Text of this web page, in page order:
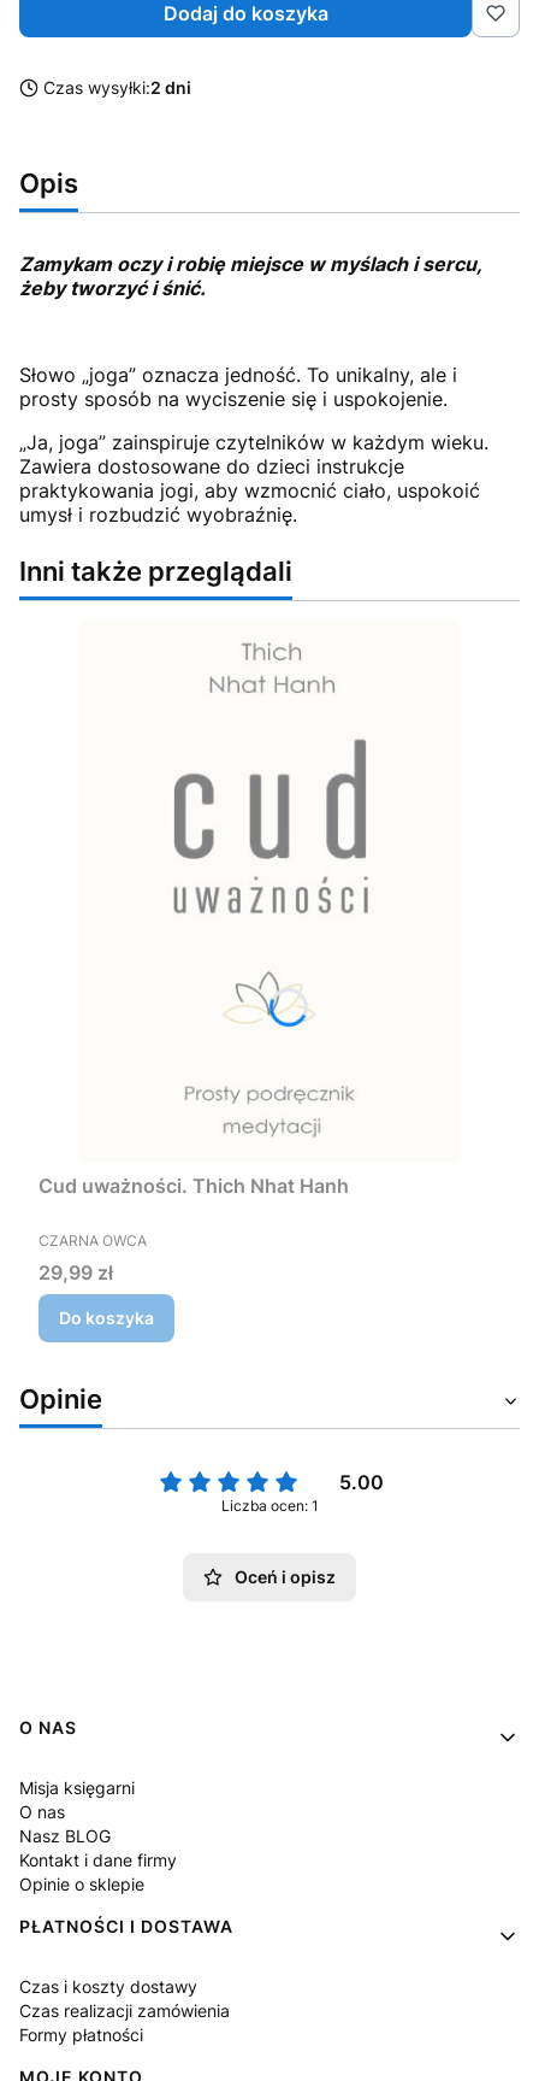
Dodaj do koszyka
Czas wysyłki:2 dni
Opis
Zamykam oczy i robię miejsce w myślach i sercu,
żeby tworzyć i śnić.
Słowo „joga” oznacza jedność. To unikalny, ale i
prosty sposób na wyciszenie się i uspokojenie.
„Ja, joga” zainspiruje czytelników w każdym wieku.
Zawiera dostosowane do dzieci instrukcje
praktykowania jogi, aby wzmocnić ciało, uspokoić
umysł i rozbudzić wyobraźnię.
Inni także przeglądali
Cud uważności. Thich Nhat Hanh
PRODUCENT
CZARNA OWCA
Cena
29,99 zł
Do koszyka
Opinie
5.00
Liczba ocen: 1
Oceń i opisz
Linki w stopce
O NAS
Misja księgarni
O nas
Nasz BLOG
Kontakt i dane firmy
Opinie o sklepie
PŁATNOŚCI I DOSTAWA
Czas i koszty dostawy
Czas realizacji zamówienia
Formy płatności
MOJE KONTO